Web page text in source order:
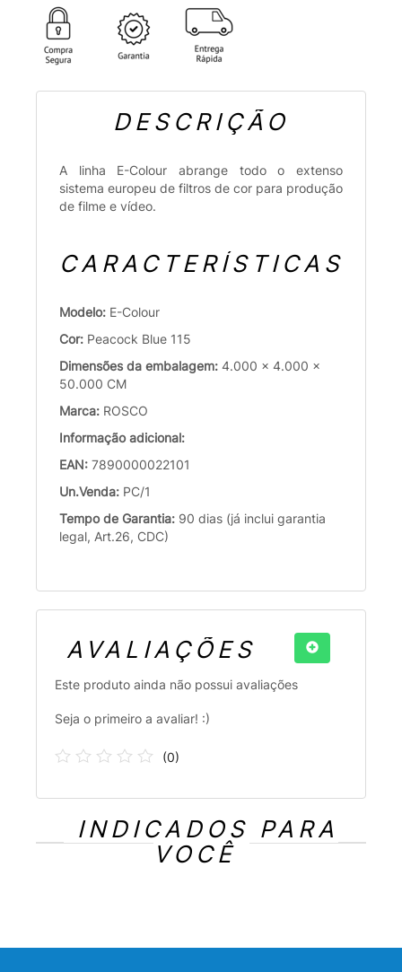
DESCRIÇÃO
A linha E-Colour abrange todo o extenso
sistema europeu de filtros de cor para produção
de filme e vídeo.
CARACTERÍSTICAS
Modelo: E-Colour
Cor: Peacock Blue 115
Dimensões da embalagem: 4.000 x 4.000 x
50.000 CM
Marca: ROSCO
Informação adicional:
EAN: 7890000022101
Un.Venda: PC/1
Tempo de Garantia: 90 dias (já inclui garantia
legal, Art.26, CDC)
AVALIAÇÕES
Este produto ainda não possui avaliações
Seja o primeiro a avaliar! :)
(0)
INDICADOS PARA
VOCÊ